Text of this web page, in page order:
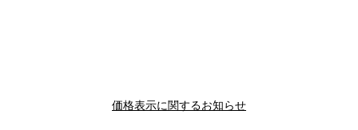
価格表示に関するお知らせ